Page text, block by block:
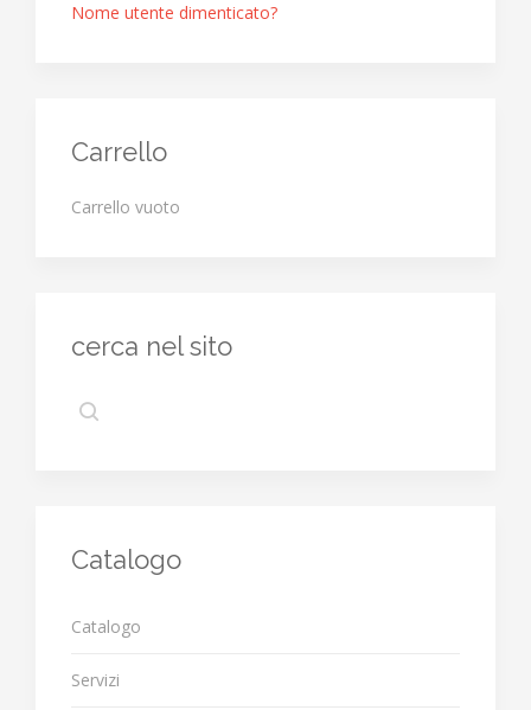
Nome utente dimenticato?
Carrello
Carrello vuoto
cerca nel sito
Catalogo
Catalogo
Servizi